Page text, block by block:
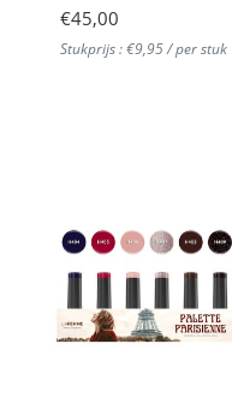
€45,00
Stukprijs : €9,95 / per stuk